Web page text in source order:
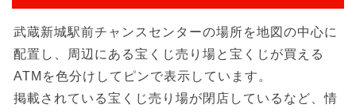
武蔵新城駅前チャンスセンターの場所を地図の中心に
配置し、周辺にある宝くじ売り場と宝くじが買える
ATMを色分けしてピンで表示しています。
掲載されている宝くじ売り場が閉店しているなど、情